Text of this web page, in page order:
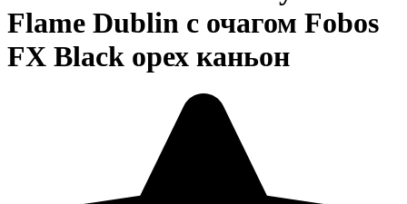
Flame Dublin с очагом Fobos
FX Black орех каньон